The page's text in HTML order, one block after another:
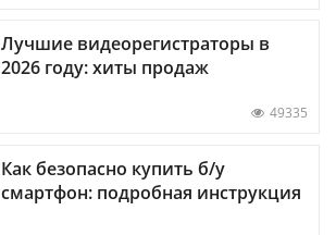
Лучшие видеорегистраторы в
2026 году: хиты продаж
49335
Как безопасно купить б/у
смартфон: подробная инструкция